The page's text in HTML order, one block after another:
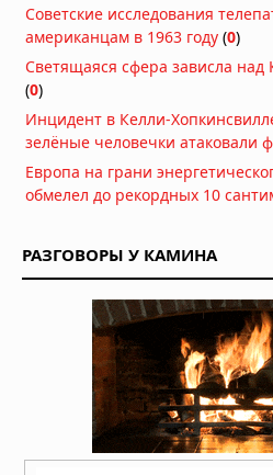
Вчера в 09:11
Жизнь на
показало
Магнитное
Вчера в 08:24
есть особые
слабых
выяснили
Вчера в 08:08
Эль-Ниньо
супер-Эль-
Советские исследования
американцам в 1963 году (0)
Светящаяся сфера зависла
(0)
Инцидент в Келли-
зелёные человечки атаковали
Европа на грани
обмелел до рекордных 10
РАЗГОВОРЫ У КАМИНА